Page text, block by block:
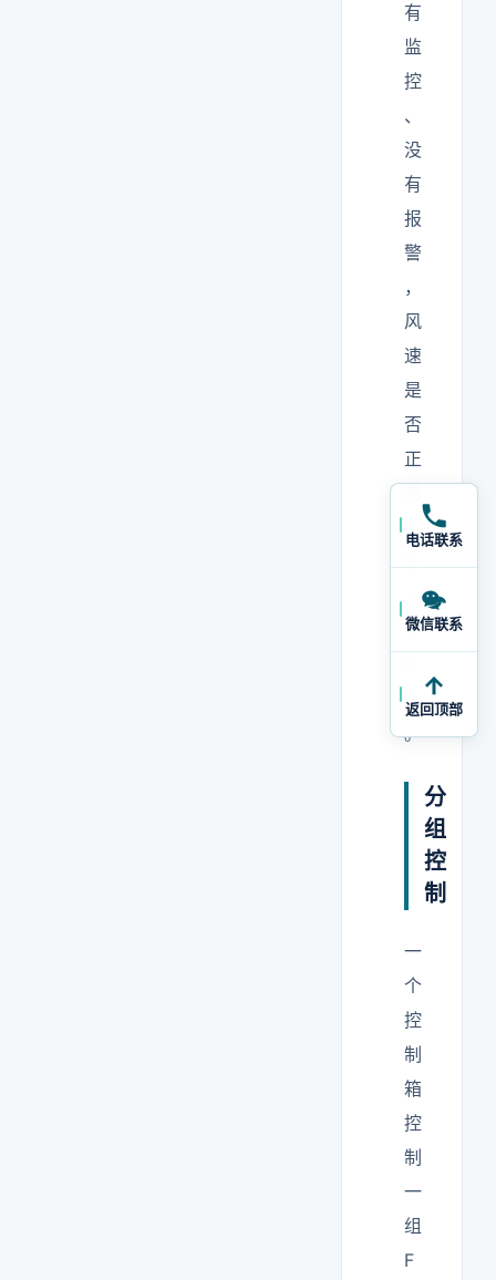
有
监
控
、
没
有
报
警
，
风
速
是
否
正
全
靠
工
检
。
分
组
控
制
一
个
控
制
箱
控
制
一
组
F
电话联系
微信联系
返回顶部